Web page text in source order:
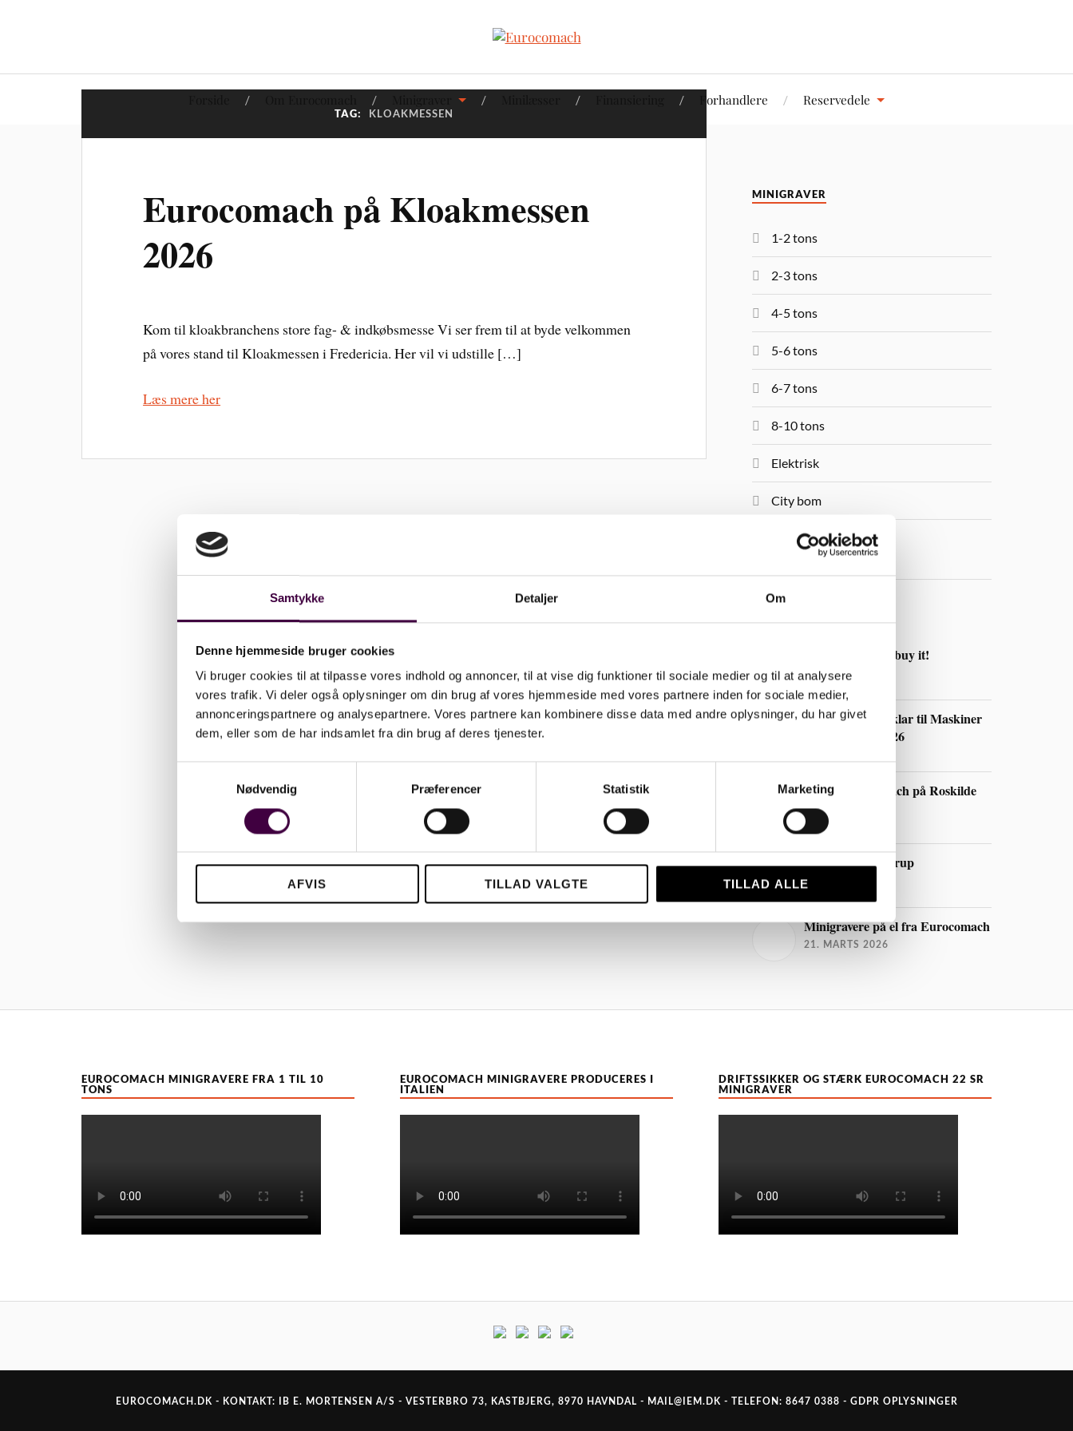
Samtykke Detaljer Om
Denne hjemmeside bruger cookies
Vi bruger cookies til at tilpasse vores indhold og annoncer, til at vise dig funktioner til sociale medier og til at analysere
vores trafik. Vi deler også oplysninger om din brug af vores hjemmeside med vores partnere inden for sociale medier,
annonceringspartnere og analysepartnere. Vores partnere kan kombinere disse data med andre oplysninger, du har givet
dem, eller som de har indsamlet fra din brug af deres tjenester.
v
Nødvendig Præferencer Statistik Marketing
AFVIS TILLAD VALGTE TILLAD ALLE
Forhandlere Reservedele
TAG: KLOAKMESSEN
Eurocomach på Kloakmessen
2026
Kom til kloakbranchens store fag- & indkøbsmesse Vi ser frem til at byde velkommen
på vores stand til Kloakmessen i Fredericia. Her vil vi udstille […]
Læs mere her
MINIGRAVER
1-2 tons
2-3 tons
4-5 tons
5-6 tons
6-7 tons
8-10 tons
Elektrisk
City bom
MTL
NYHEDER
Try it and you’ll buy it!
30. JULI 2026
Eurocomach er klar til Maskiner
Under Broen 2026
Oplev Eurocomach på Roskilde
Dyrskue 2026
4. MAJ 2026
Messe på Gl. Estrup
1. MAJ 2026
Minigravere på el fra Eurocomach
21. MARTS 2026
EUROCOMACH MINIGRAVERE FRA 1 TIL 10
TONS
EUROCOMACH MINIGRAVERE PRODUCERES I
ITALIEN
DRIFTSSIKKER OG STÆRK EUROCOMACH 22 SR
MINIGRAVER
EUROCOMACH.DK - KONTAKT: IB E. MORTENSEN A/S - VESTERBRO 73, KASTBJERG, 8970 HAVNDAL - MAIL@IEM.DK - TELEFON: 8647 0388 - GDPR OPLYSNINGER